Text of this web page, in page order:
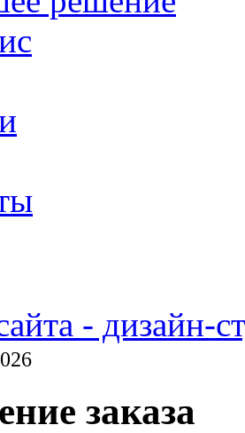
- дизайн-
заказа